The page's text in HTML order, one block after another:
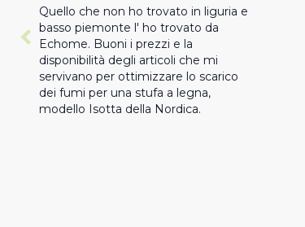
Quello che non ho trovato in liguria e
basso piemonte l' ho trovato da
Echome. Buoni i prezzi e la
disponibilità degli articoli che mi
servivano per ottimizzare lo scarico
dei fumi per una stufa a legna,
modello Isotta della Nordica.